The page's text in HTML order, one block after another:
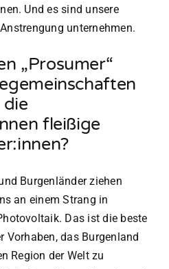
Und es sind unsere
unternehmen.
„Prosumer“
die
fleißige
Burgenländer ziehen
an einem Strang in
Das ist die beste
Vorhaben, das Burgenland
Region der Welt zu